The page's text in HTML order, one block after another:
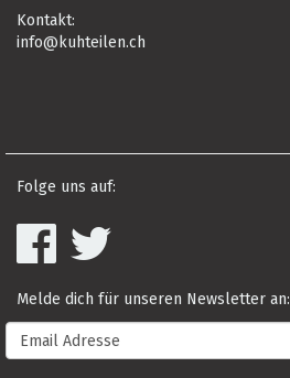
Kontakt:
info@kuhteilen.ch
Folge uns auf:
Melde dich für unseren Newsletter an: